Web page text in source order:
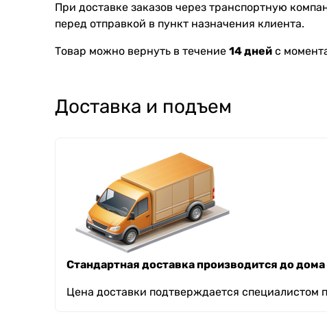
При доставке заказов через транспортную
перед отправкой в пункт назначения клиента.
Товар можно вернуть в течение 14 дней с
Доставка и подъем
Стандартная доставка производится до
Цена доставки подтверждается специалистом